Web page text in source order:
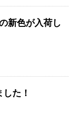
新色が入荷し
た！